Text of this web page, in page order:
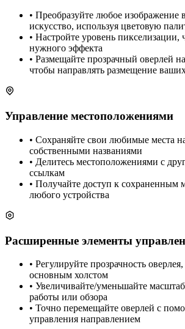
• Преобразуйте любое изображение
искусство, используя цветовую
• Настройте уровень пикселизации,
нужного эффекта
• Размещайте прозрачный оверлей
чтобы направлять размещение
Управление местоположениями
• Сохраняйте свои любимые места
собственными названиями
• Делитесь местоположениями с
ссылкам
• Получайте доступ к сохраненным
любого устройства
Расширенные элементы
• Регулируйте прозрачность
основным холстом
• Увеличивайте/уменьшайте
работы или обзора
• Точно перемещайте оверлей с
управления направлением